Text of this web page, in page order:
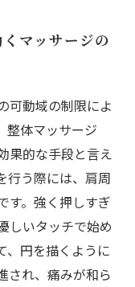
マッサージの
可動域の制限によ
整体マッサージ
果的な手段と言え
行う際には、肩周
す。強く押しすぎ
しいタッチで始め
、円を描くように
され、痛みが和ら